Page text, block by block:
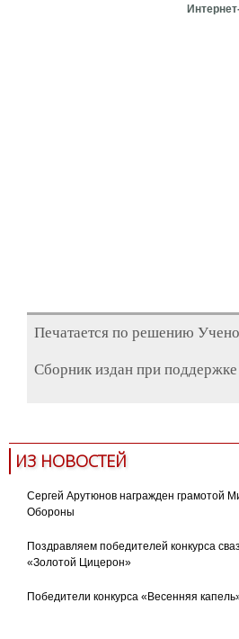
Печатается по решению
Сборник издан при поддержке
ИЗ НОВОСТЕЙ
Сергей Арутюнов награжден грамотой
Обороны
Поздравляем победителей конкурса
«Золотой Цицерон»
Победители конкурса «Весенняя